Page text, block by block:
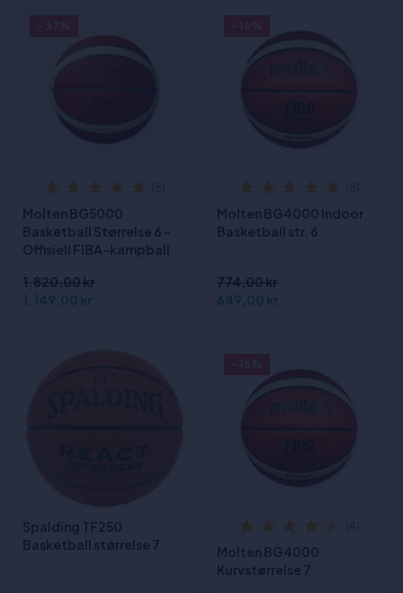
Molten BG5000
Basketball Størrelse 6 -
Offisiell FIBA-kampball
1.820,00 kr
1.149,00 kr
Molten BG4000 Indoor
Basketball str. 6
774,00 kr
649,00 kr
Spalding TF250
Basketball størrelse 7
Molten BG4000
Kurvstørrelse 7